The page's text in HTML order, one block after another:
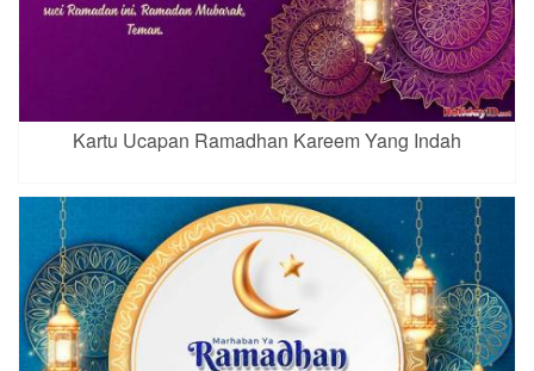
Kartu Ucapan Ramadhan Kareem Yang Indah